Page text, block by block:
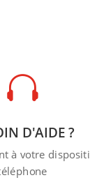

D'AIDE ?
à votre